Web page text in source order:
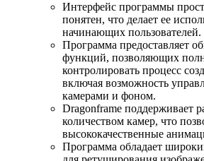
Интерфейс программы
понятен, что делает ее
начинающих пользователей.
Программа предоставляет
функций, позволяющих
контролировать процесс
включая возможность
камерами и фоном.
Dragonframe поддерживает
количеством камер, что
высококачественные
Программа обладает